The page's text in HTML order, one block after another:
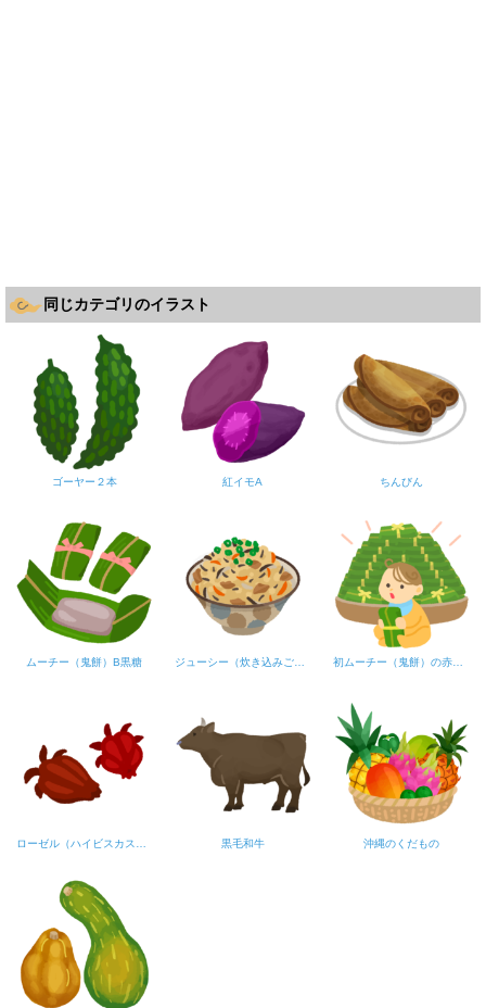
同じカテゴリのイラスト
ゴーヤー２本 紅イモA ちんびん
ムーチー（鬼餅）B黒糖 ジューシー（炊き込みご飯） 初ムーチー（鬼餅）の赤ちゃんB
黒毛和牛 沖縄のくだもの